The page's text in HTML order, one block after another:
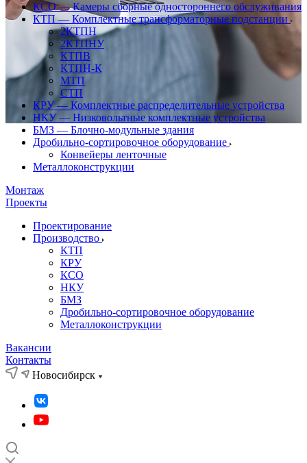
КСО — Камеры сборные одностороннего обслуживания
КТП — Комплектные трансформаторные подстанции
2КТПН
2КТПНУ
КТПВ
КТПН-К
МТП
СТП
КРУ — Комплектные распределительные устройства
НКУ — Низковольтные комплектные устройства
БМЗ — Блочно-модульные здания
Дробильно-сортировочное оборудование
Конвейеры ленточные
Металлоконструкции
Монтаж
Проекты
Проектирование
Производство
КТП
КРУ
КСО
НКУ
БМЗ
Дробильно-сортировочное оборудование
Металлоконструкции
Вакансии
Контакты
Новосибирск